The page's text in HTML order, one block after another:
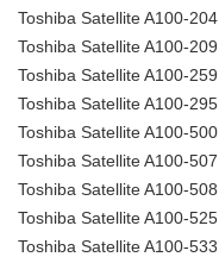
Toshiba Satellite A100-204
Toshiba Satellite A100-209
Toshiba Satellite A100-259
Toshiba Satellite A100-295
Toshiba Satellite A100-500
Toshiba Satellite A100-507
Toshiba Satellite A100-508
Toshiba Satellite A100-525
Toshiba Satellite A100-533